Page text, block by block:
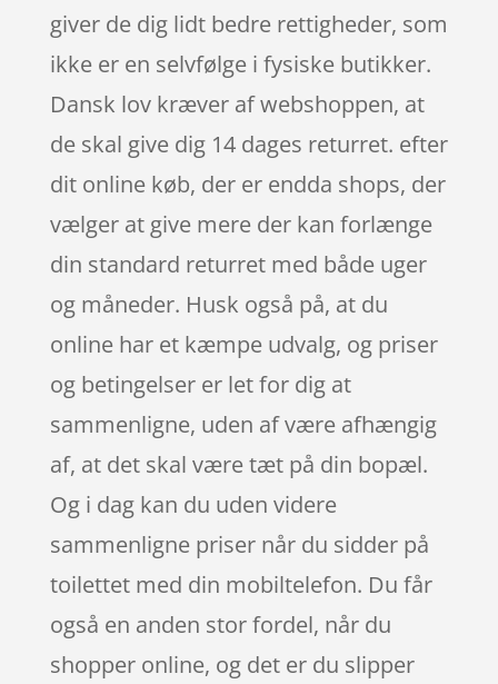
giver de dig lidt bedre rettigheder, som
ikke er en selvfølge i fysiske butikker.
Dansk lov kræver af webshoppen, at
de skal give dig 14 dages returret. efter
dit online køb, der er endda shops, der
vælger at give mere der kan forlænge
din standard returret med både uger
og måneder. Husk også på, at du
online har et kæmpe udvalg, og priser
og betingelser er let for dig at
sammenligne, uden af være afhængig
af, at det skal være tæt på din bopæl.
Og i dag kan du uden videre
sammenligne priser når du sidder på
toilettet med din mobiltelefon. Du får
også en anden stor fordel, når du
shopper online, og det er du slipper